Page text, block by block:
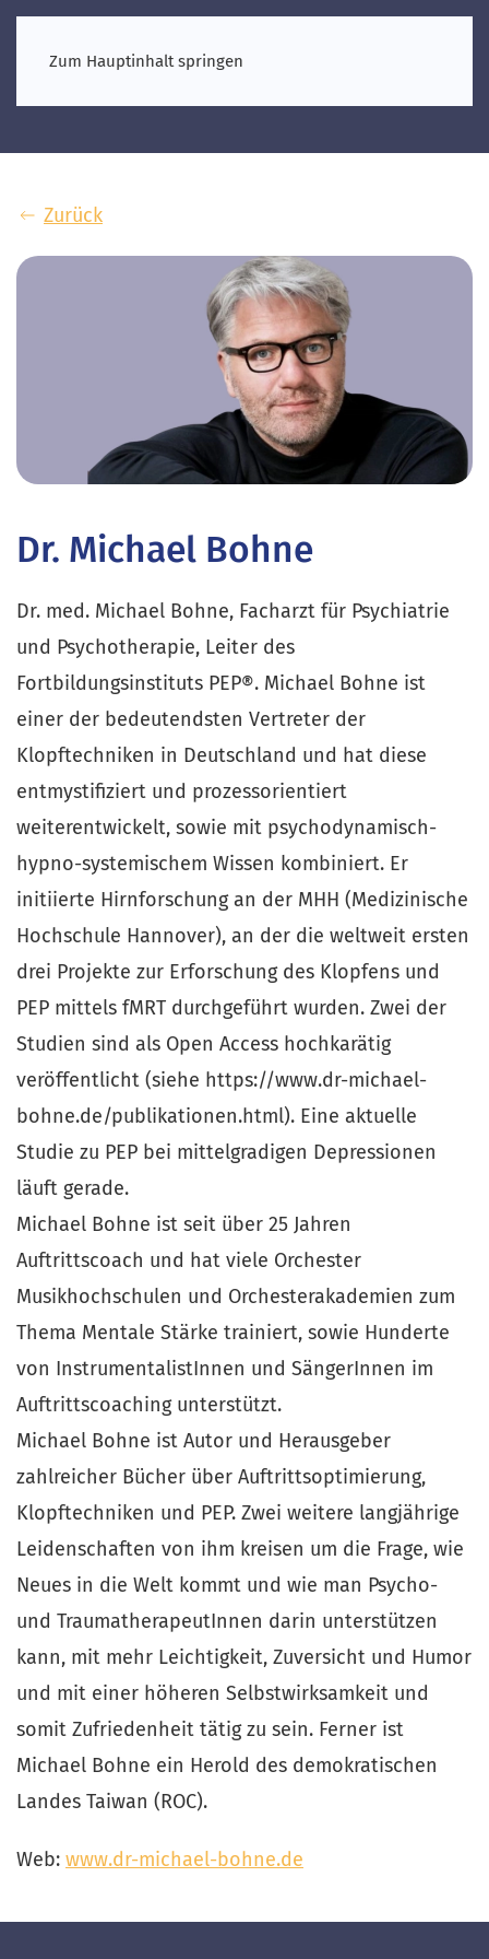
Zum Hauptinhalt springen
Zurück
Dr. Michael Bohne
Dr. med. Michael Bohne, Facharzt für Psychiatrie
und Psychotherapie, Leiter des
Fortbildungsinstituts PEP®. Michael Bohne ist
einer der bedeutendsten Vertreter der
Klopftechniken in Deutschland und hat diese
entmystifiziert und prozessorientiert
weiterentwickelt, sowie mit psychodynamisch-
hypno-systemischem Wissen kombiniert. Er
initiierte Hirnforschung an der MHH (Medizinische
Hochschule Hannover), an der die weltweit ersten
drei Projekte zur Erforschung des Klopfens und
PEP mittels fMRT durchgeführt wurden. Zwei der
Studien sind als Open Access hochkarätig
veröffentlicht (siehe https://www.dr-michael-
bohne.de/publikationen.html). Eine aktuelle
Studie zu PEP bei mittelgradigen Depressionen
läuft gerade.
Michael Bohne ist seit über 25 Jahren
Auftrittscoach und hat viele Orchester
Musikhochschulen und Orchesterakademien zum
Thema Mentale Stärke trainiert, sowie Hunderte
von InstrumentalistInnen und SängerInnen im
Auftrittscoaching unterstützt.
Michael Bohne ist Autor und Herausgeber
zahlreicher Bücher über Auftrittsoptimierung,
Klopftechniken und PEP. Zwei weitere langjährige
Leidenschaften von ihm kreisen um die Frage, wie
Neues in die Welt kommt und wie man Psycho-
und TraumatherapeutInnen darin unterstützen
kann, mit mehr Leichtigkeit, Zuversicht und Humor
und mit einer höheren Selbstwirksamkeit und
somit Zufriedenheit tätig zu sein. Ferner ist
Michael Bohne ein Herold des demokratischen
Landes Taiwan (ROC).
Web: www.dr-michael-bohne.de